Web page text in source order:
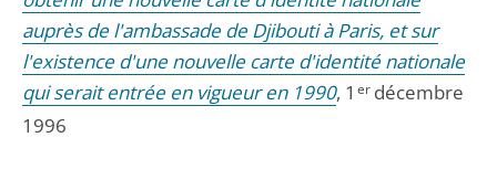
auprès de l'ambassade de Djibouti à Paris, et sur
l'existence d'une nouvelle carte d'identité nationale
qui serait entrée en vigueur en 1990, 1 erdécembre
1996